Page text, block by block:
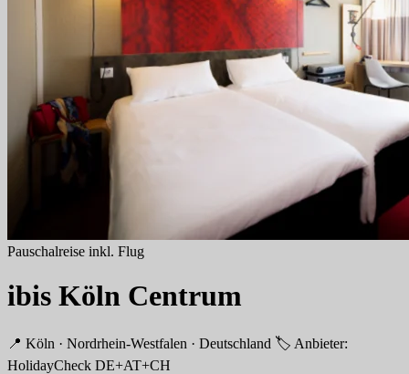
Pauschalreise inkl. Flug
ibis Köln Centrum
📍 Köln · Nordrhein-Westfalen · Deutschland 🏷 Anbieter:
HolidayCheck DE+AT+CH